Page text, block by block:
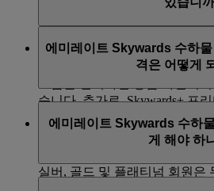
일리지가 유실되는 기회를 최
일리지가 적립되는 것은 아닙
래스나 퍼스트 클래스로 여행하
습니다. 추가로, Skywards+ 프
Skywards+ 구독 기간 동안 등
적립됩니다. 자세히 알아보려
에미레이트 Skywards 수하
격은 어떻게
물 태그를 두 개 받을 수 있습니
회원은 수하물 태그가 제공되지
실버, 골드 및 플래티넘 회원은
에미레이트 Skywards 수하
게 해야 하